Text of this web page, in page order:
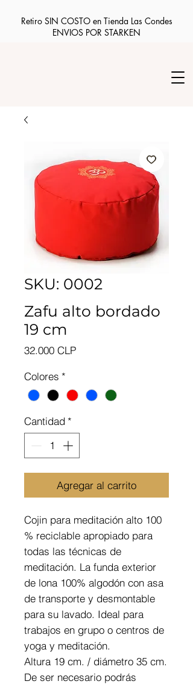
Retiro SIN COSTO en Tienda Las Condes
ENVIOS POR STARKEN
SKU: 0002
Zafu alto bordado
19 cm
32.000 CLPPrecio
Colores *
Cantidad *
Agregar al carrito
Cojin para meditación alto 100
% reciclable apropiado para
todas las técnicas de
meditación. La funda exterior
de lona 100% algodón con asa
de transporte y desmontable
para su lavado. Ideal para
trabajos en grupo o centros de
yoga y meditación.
Altura 19 cm. / diámetro 35 cm.
De ser necesario podrás